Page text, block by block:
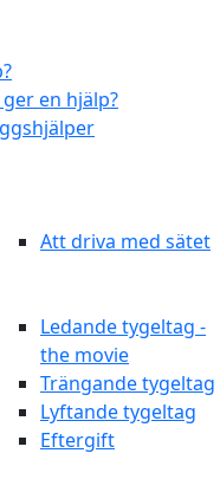
en hjälp?
Att driva med sätet
Ledande tygeltag -
the movie
Trängande tygeltag
Lyftande tygeltag
Eftergift